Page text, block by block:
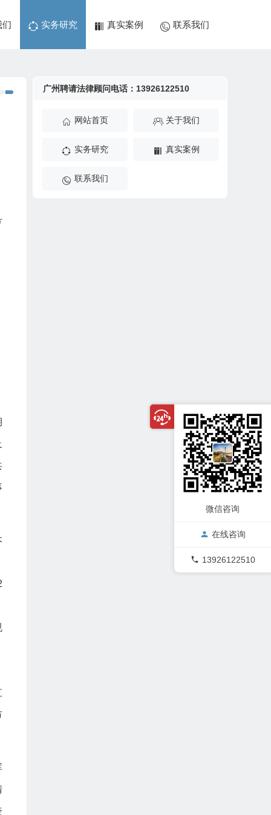
们 实务研究 真实案例 联系我们
广州聘请法律顾问电话：13926122510
网站首页 关于我们
实务研究 真实案例
联系我们
微信咨询
在线咨询
13926122510